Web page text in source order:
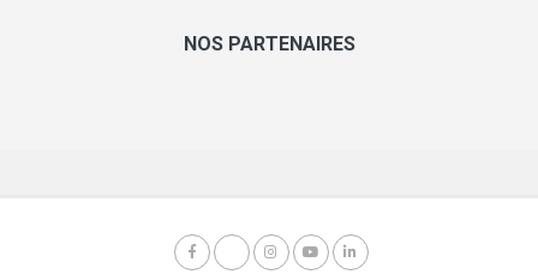
NOS PARTENAIRES